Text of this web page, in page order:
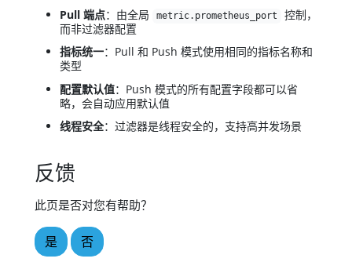
Pull 端点：由全局 metric.prometheus_port
控制，
而非过滤器配置
指标统一：Pull 和 Push 模式使用相同的指标名称和
类型
配置默认值：Push 模式的所有配置字段都可以省
略，会自动应用默认值
线程安全：过滤器是线程安全的，支持高并发场景
反馈
此页是否对您有帮助？
是 否